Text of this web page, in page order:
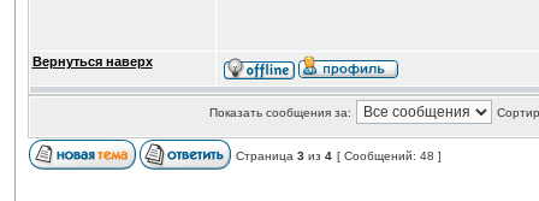
Вернуться наверх
Показать сообщения за:
Страница 3из 4 [ Сообщений: 48 ]